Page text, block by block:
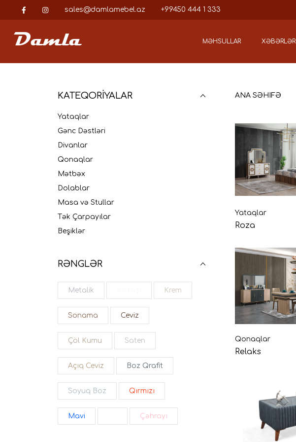
sales@damlamebel.az +99450 444 1 333
Damla MƏHSULLAR XƏBƏRLƏR
KATEQORİYALAR
Yataqlar
Gənc Dəstləri
Divanlar
Qonaqlar
Mətbəx
Dolablar
Masa və Stullar
Tək Çarpayılar
Beşiklər
RƏNGLƏR
Metalik Krem
Sonama Ceviz
Çöl Kumu Saten
Açıq Ceviz Boz Qrafit
Soyuq Boz Qırmızı
Mavi Çəhrayı
ANA SƏHIFƏ
Yataqlar
Roza
Qonaqlar
Relaks